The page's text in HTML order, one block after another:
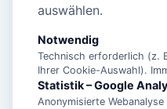
Ferienwohnung
– Norden
26506 Norden
auswählen.
Notwendig
Technisch erforderlich (z.
Ihrer Cookie-Auswahl).
Statistik – Google
Anonymisierte